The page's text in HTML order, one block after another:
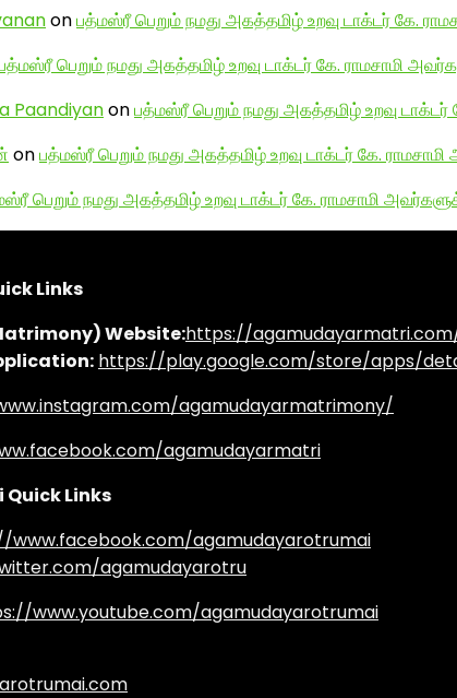
onபத்மஸ்ரீ பெறும் நமது அகத்தமிழ் உறவு டாக்டர் கே.
பெறும் நமது அகத்தமிழ் உறவு டாக்டர் கே. ராமசாமி
Paandiyanonபத்மஸ்ரீ பெறும் நமது அகத்தமிழ் உறவு
onபத்மஸ்ரீ பெறும் நமது அகத்தமிழ் உறவு டாக்டர் கே.
பெறும் நமது அகத்தமிழ் உறவு டாக்டர் கே. ராமசாமி
Links
Website:https://
https://play.google.com/store/apps/
agamudayarmatrimony/
agamudayarmatri
Links
www.facebook.com/agamudayarotrumai
agamudayarotru
www.youtube.com/agamudayarotrumai